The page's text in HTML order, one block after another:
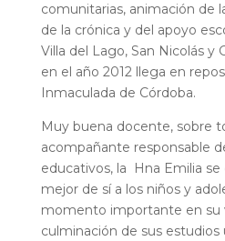
comunitarias, animación de
de la crónica y del apoyo
Villa del Lago, San Nicolás y
en el año 2012 llega en
Inmaculada de Córdoba.
Muy buena docente, sobre
acompañante responsable
educativos, la Hna Emilia se
mejor de sí a los niños y
momento importante en su
culminación de sus